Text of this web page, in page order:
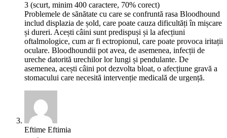
3 (scurt, minim 400 caractere, 70% corect)
Problemele de sănătate cu care se confruntă rasa Bloodhound
includ displazia de șold, care poate cauza dificultăți în mișcare
și dureri. Acești câini sunt predispuși și la afecțiuni
oftalmologice, cum ar fi ectropionul, care poate provoca iritații
oculare. Bloodhoundii pot avea, de asemenea, infecții de
ureche datorită urechilor lor lungi și pendulante. De
asemenea, acești câini pot dezvolta bloat, o afecțiune gravă a
stomacului care necesită intervenție medicală de urgență.
Eftime Eftimia